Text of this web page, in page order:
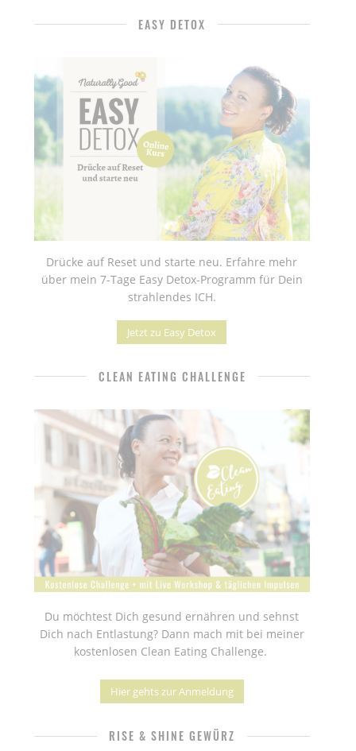
EASY DETOX
Drücke auf Reset und starte neu. Erfahre mehr
über mein 7-Tage Easy Detox-Programm für Dein
strahlendes ICH.
Jetzt zu Easy Detox
CLEAN EATING CHALLENGE
Du möchtest Dich gesund ernähren und sehnst
Dich nach Entlastung? Dann mach mit bei meiner
kostenlosen Clean Eating Challenge.
Hier gehts zur Anmeldung
RISE & SHINE GEWÜRZ